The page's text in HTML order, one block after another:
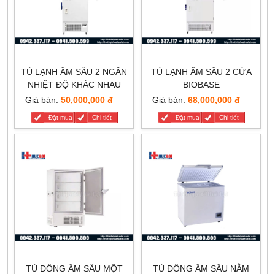
TỦ LẠNH ÂM SÂU 2 NGĂN
NHIỆT ĐỘ KHÁC NHAU
Giá bán: 50,000,000 đ
Đặt mua Chi tiết
TỦ LẠNH ÂM SÂU 2 CỬA
BIOBASE
Giá bán: 68,000,000 đ
Đặt mua Chi tiết
TỦ ĐÔNG ÂM SÂU MỘT
TỦ ĐÔNG ÂM SÂU NẰM